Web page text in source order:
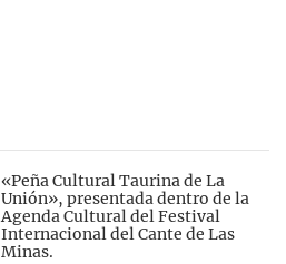
«Peña Cultural Taurina de La
Unión», presentada dentro de la
Agenda Cultural del Festival
Internacional del Cante de Las
Minas.